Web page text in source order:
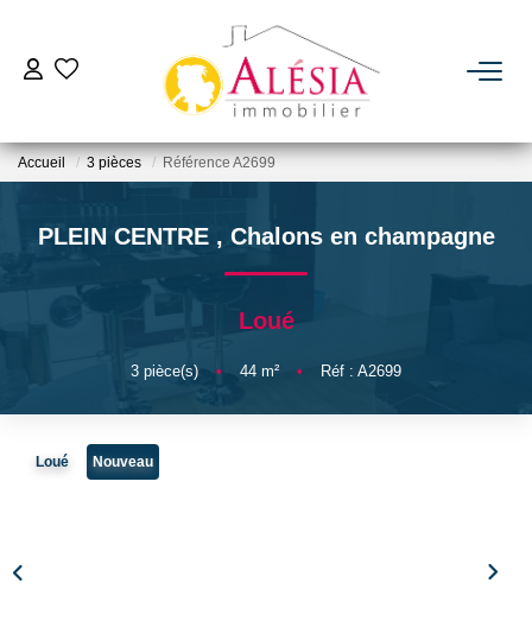
ACHETER
ESTIMER
Accueil 3 pièces Référence A2699
PLEIN CENTRE , Chalons en champagne
Loué
3 pièce(s) • 44 m² • Réf : A2699
Loué Nouveau